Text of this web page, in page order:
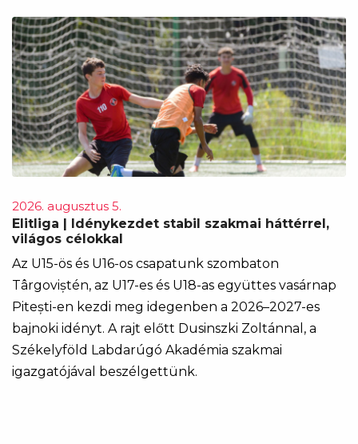
2026. augusztus 5.
Elitliga | Idénykezdet stabil szakmai háttérrel,
világos célokkal
Az U15-ös és U16-os csapatunk szombaton
Târgoviștén, az U17-es és U18-as együttes vasárnap
Pitești-en kezdi meg idegenben a 2026–2027-es
bajnoki idényt. A rajt előtt Dusinszki Zoltánnal, a
Székelyföld Labdarúgó Akadémia szakmai
igazgatójával beszélgettünk.